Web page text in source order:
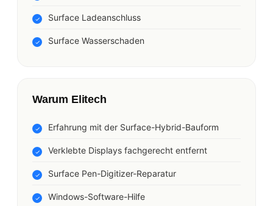
Surface Ladeanschluss
Surface Wasserschaden
Warum Elitech
Erfahrung mit der Surface-Hybrid-Bauform
Verklebte Displays fachgerecht entfernt
Surface Pen-Digitizer-Reparatur
Windows-Software-Hilfe